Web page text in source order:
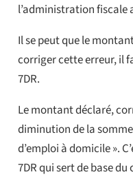
l’administration fiscale
Il se peut que le
corriger cette erreur, il
7DR.
Le montant déclaré,
diminution de la somme
d’emploi à domicile ».
7DR qui sert de base